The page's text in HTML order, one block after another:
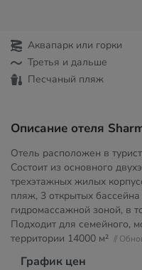
Аквапарк или горки
Третья и дальше
Песчаный пляж
Описание отеля
Отель расположен в
Состоит из основного
трехэтажных жилых
пляж, 3 открытых
гидромассажной зоной, в
Подходит для семейного,
территории 14000 м² //
График цен